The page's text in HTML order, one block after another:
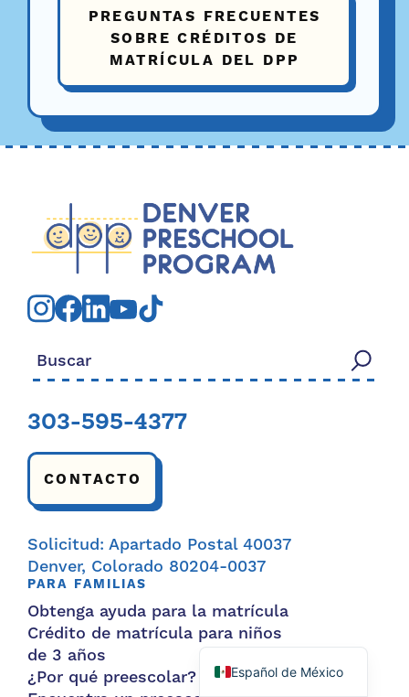
PREGUNTAS FRECUENTES
SOBRE CRÉDITOS DE
MATRÍCULA DEL DPP
Buscar:
303-595-4377
CONTACTO
Solicitud: Apartado Postal 40037
Denver, Colorado 80204-0037
PARA FAMILIAS
Obtenga ayuda para la matrícula
Crédito de matrícula para niños
de 3 años
¿Por qué preescolar?
Español de México